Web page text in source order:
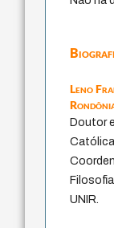
Leno
Doutor
Católica
UNIR.